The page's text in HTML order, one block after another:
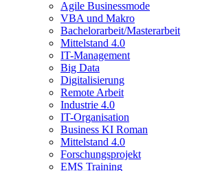
Agile Businessmode
VBA und Makro
Bachelorarbeit/Masterarbeit
Mittelstand 4.0
IT-Management
Big Data
Digitalisierung
Remote Arbeit
Industrie 4.0
IT-Organisation
Business KI Roman
Mittelstand 4.0
Forschungsprojekt
EMS Training